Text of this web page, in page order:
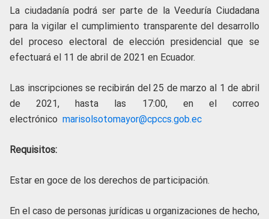
La ciudadanía podrá ser parte de la Veeduría Ciudadana
para la vigilar el cumplimiento transparente del desarrollo
del proceso electoral de elección presidencial que se
efectuará el 11 de abril de 2021 en Ecuador.
Las inscripciones se recibirán del 25 de marzo al 1 de abril
de 2021, hasta las 17:00, en el correo
electrónico marisolsotomayor@cpccs.gob.ec
Requisitos:
Estar en goce de los derechos de participación.
En el caso de personas jurídicas u organizaciones de hecho,